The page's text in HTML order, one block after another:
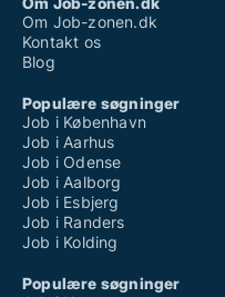
Om Job-zonen.dk
Kontakt os
Blog
Populære søgninger
Job i København
Job i Aarhus
Job i Odense
Job i Aalborg
Job i Esbjerg
Job i Randers
Job i Kolding
Populære søgninger